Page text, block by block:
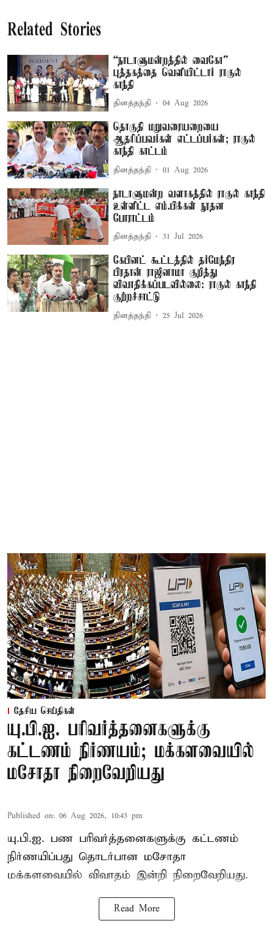
Related Stories
“நாடாளுமன்றத்தில் வைகோ”
புத்தகத்தை வெளியிட்டார் ராகுல்
காந்தி
தினத்தந்தி 04 Aug 2026
தொகுதி மறுவரையறையை
ஆதரிப்பவர்கள் எட்டப்பர்கள்; ராகுல்
காந்தி காட்டம்
தினத்தந்தி 01 Aug 2026
நாடாளுமன்ற வளாகத்தில் ராகுல் காந்தி
உள்ளிட்ட எம்.பிக்கள் நூதன
போராட்டம்
தினத்தந்தி 31 Jul 2026
கேபினட் கூட்டத்தில் தர்மேந்திர
பிரதான் ராஜினாமா குறித்து
விவாதிக்கப்படவில்லை: ராகுல் காந்தி
குற்றச்சாட்டு
தினத்தந்தி 25 Jul 2026
தேசிய செய்திகள்
யு.பி.ஐ. பரிவர்த்தனைகளுக்கு
கட்டணம் நிர்ணயம்; மக்களவையில்
மசோதா நிறைவேறியது
Published on: 06 Aug 2026, 10:43 pm
யு.பி.ஐ. பண பரிவர்த்தனைகளுக்கு கட்டணம்
நிர்ணயிப்பது தொடர்பான மசோதா
மக்களவையில் விவாதம் இன்றி நிறைவேறியது.
Read More